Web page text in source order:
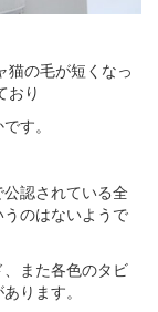
猫の毛が短くなっ
おり
す。
認されている全
のはないようで
また各色のタビ
ります。